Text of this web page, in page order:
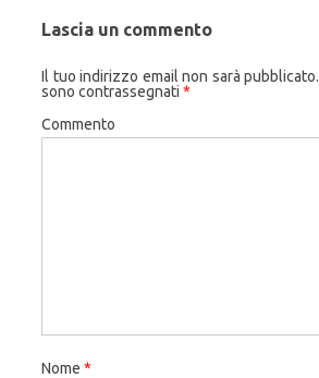
Lascia un commento
Il tuo indirizzo email non sarà pubblicato.
sono contrassegnati *
Commento
Nome *